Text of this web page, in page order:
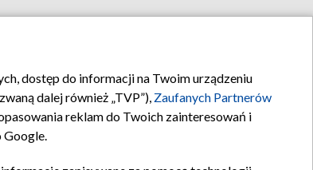
Kontakt
dostęp do informacji na Twoim urządzeniu
dalej również „TVP”), Zaufanych Partnerów
reklam do Twoich zainteresowań i
Google.